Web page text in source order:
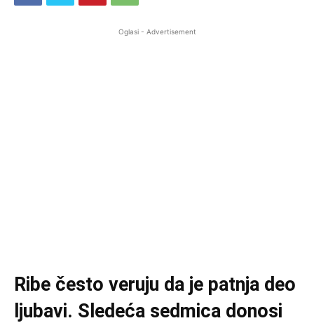
Oglasi - Advertisement
Ribe često veruju da je patnja deo
ljubavi. Sledeća sedmica donosi